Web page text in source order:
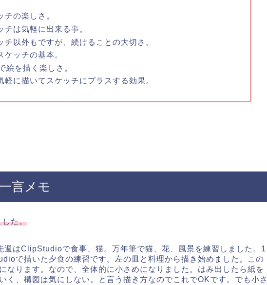
チの楽しさ。
チは気軽に出来る事。
チ以外もですが、続けることの大切さ。
ケッチの基本。
絵を描く楽しさ。
軽に描いてスケッチにプラスする効果。
言メモ
した。
週はClipStudioで食事、猫。万年筆で猫、花、風景を練習しました。1
で描いた夕食の練習です。左の皿と料理から描き始めました。この
なります。なので、全体的に小さめになりました。はみ出したら紙を
く、構図は気にしない。と言う描き方なのでこれでOKです。でも小さ